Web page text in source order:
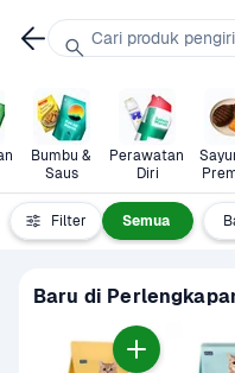
Bumbu &
Saus
Perawatan
Diri
Filter Semua
Baru di
Cari produk